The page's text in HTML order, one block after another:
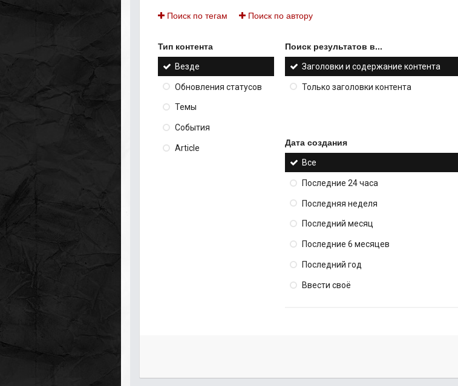
Поиск по тегам Поиск по автору
Тип контента
Везде
Обновления статусов
Темы
События
Article
Поиск результатов в...
Заголовки и содержание контента
Только заголовки контента
Дата создания
Все
Последние 24 часа
Последняя неделя
Последний месяц
Последние 6 месяцев
Последний год
Ввести своё